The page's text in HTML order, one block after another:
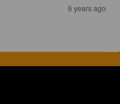
6 years ago